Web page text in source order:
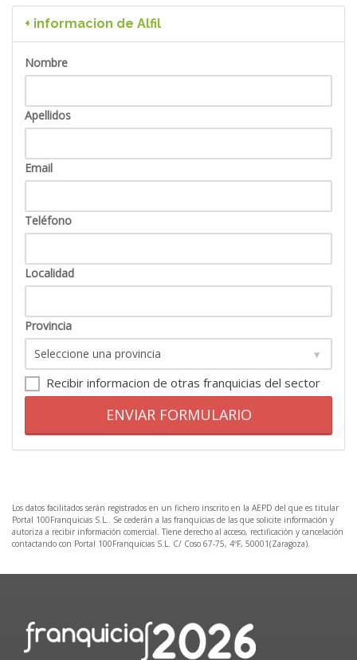
+ informacion de Alfil
Nombre
Apellidos
Email
Teléfono
Localidad
Provincia
Recibir informacion de otras franquicias del sector
ENVIAR FORMULARIO
Los datos facilitados serán registrados en un fichero inscrito en la AEPD del que es titular
Portal 100Franquicias S.L.. Se cederán a las franquicias de las que solicite información y
autoriza a recibir información comercial. Tiene derecho al acceso, rectificación y cancelación
contactando con Portal 100Franquicias S.L. C/ Coso 67-75, 4ºF, 50001(Zaragoza).